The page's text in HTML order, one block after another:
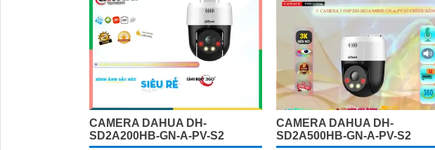
CAMERA DAHUA DH-
SD2A200HB-GN-A-PV-S2
CAMERA DAHUA DH-
SD2A500HB-GN-A-PV-S2